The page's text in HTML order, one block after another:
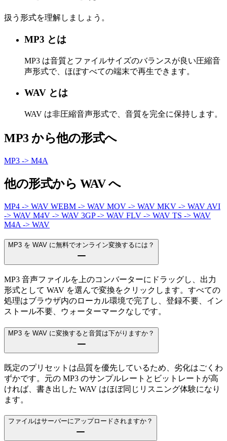
扱う形式を理解しましょう。
MP3 とは
MP3 は音質とファイルサイズのバランスが良い圧縮音
声形式で、ほぼすべての端末で再生できます。
WAV とは
WAV は非圧縮音声形式で、音質を完全に保持します。
MP3 から他の形式へ
MP3 -> M4A
他の形式から WAV へ
MP4 -> WAV WEBM -> WAV MOV -> WAV MKV -> WAV AVI
-> WAV M4V -> WAV 3GP -> WAV FLV -> WAV TS -> WAV
M4A -> WAV
MP3 を WAV に無料でオンライン変換するには？
MP3 音声ファイルを上のコンバーターにドラッグし、出力
形式として WAV を選んで変換をクリックします。すべての
処理はブラウザ内のローカル環境で完了し、登録不要、イン
ストール不要、ウォーターマークなしです。
MP3 を WAV に変換すると音質は下がりますか？
既定のプリセットは品質を優先しているため、劣化はごくわ
ずかです。元の MP3 のサンプルレートとビットレートが高
ければ、書き出した WAV はほぼ同じリスニング体験になり
ます。
ファイルはサーバーにアップロードされますか？